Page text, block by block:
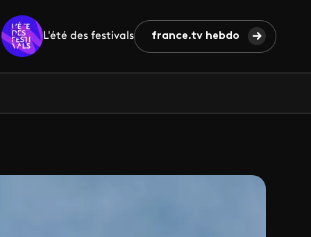
L'été des festivals france.tv hebdo